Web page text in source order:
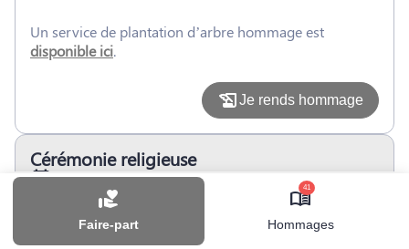
Faire-part
41
Hommages
Un service de plantation d’arbre hommage est
disponible ici.
Je rends hommage
Cérémonie religieuse
mercredi 28 décembre 2022 à 14h30
Église de Évaux-les-Bains
23110 Évaux-les-Bains